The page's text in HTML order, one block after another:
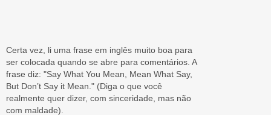
Certa vez, li uma frase em inglês muito boa para
ser colocada quando se abre para comentários. A
frase diz: "Say What You Mean, Mean What Say,
But Don’t Say it Mean." (Diga o que você
realmente quer dizer, com sinceridade, mas não
com maldade).